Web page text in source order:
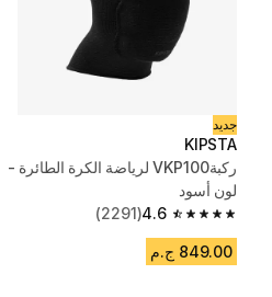
جديد
KIPSTA
ركبةVKP100 لرياضة الكرة الطائرة -
لون أسود
4.6
4.6 out of 5 stars from 2291 reviews
(2291)
849.00 ج.م